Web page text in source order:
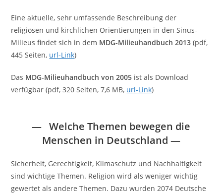
Eine aktuelle, sehr umfassende Beschreibung der
religiösen und kirchlichen Orientierungen in den Sinus-
Milieus findet sich in dem MDG-Milieuhandbuch 2013 (pdf,
445 Seiten, url-Link)
Das MDG-Milieuhandbuch von 2005 ist als Download
verfügbar (pdf, 320 Seiten, 7,6 MB, url-Link)
— Welche Themen bewegen die
Menschen in Deutschland —
Sicherheit, Gerechtigkeit, Klimaschutz und Nachhaltigkeit
sind wichtige Themen. Religion wird als weniger wichtig
gewertet als andere Themen. Dazu wurden 2074 Deutsche